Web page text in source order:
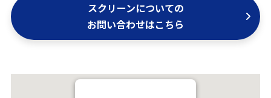
スクリーンについての
お問い合わせはこちら